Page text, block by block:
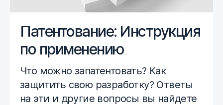
Патентование: Инструкция
по применению
Что можно запатентовать? Как
защитить свою разработку? Ответы
на эти и другие вопросы вы найдете